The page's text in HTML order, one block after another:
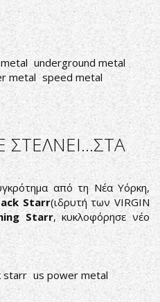
underground metal
metal speed metal
από τη Νέα Υόρκη,
Starr(ιδρυτή των VIRGIN
Starr, κυκλοφόρησε νέο
starr us power metal